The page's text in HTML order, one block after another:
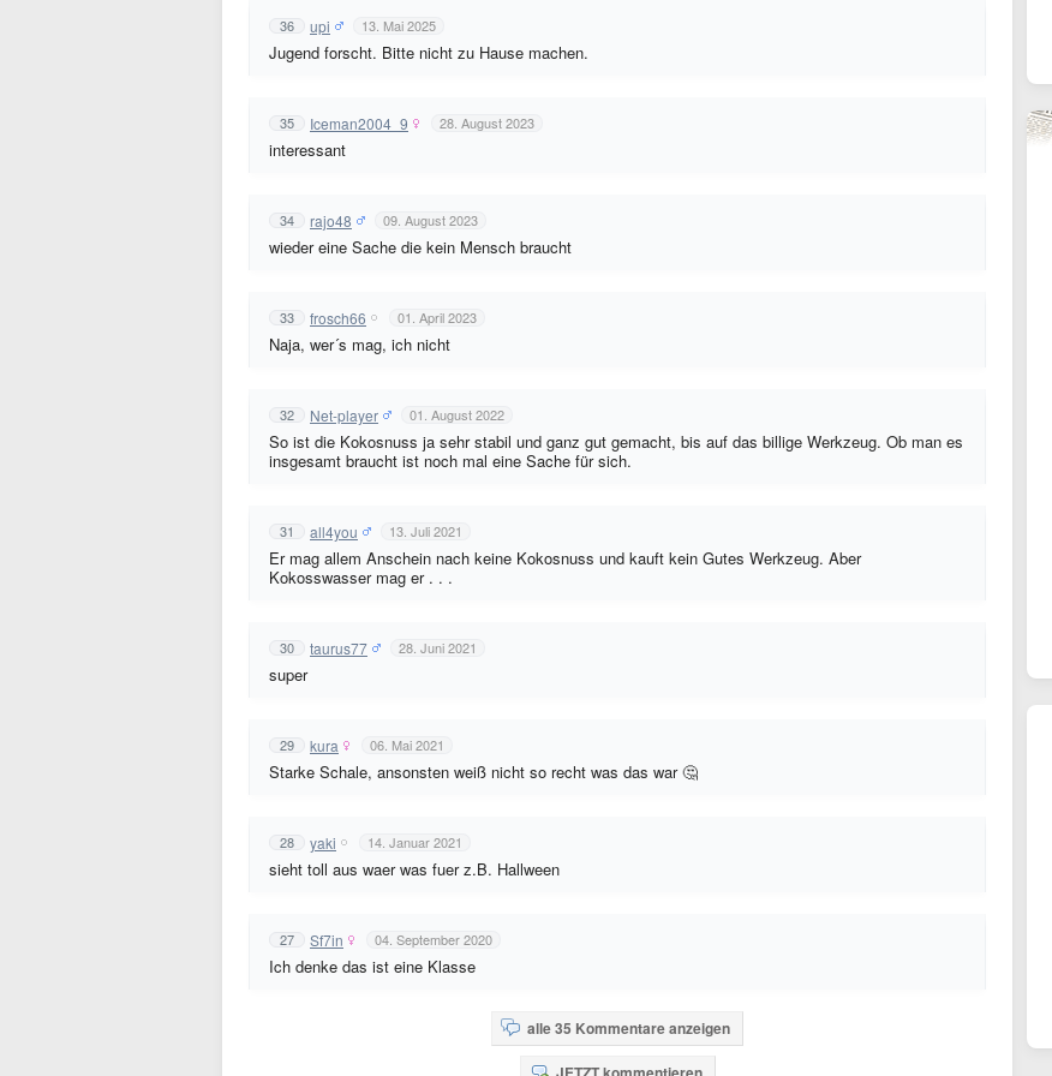
36 upi 13. Mai 2025
Jugend forscht. Bitte nicht zu Hause machen.
35 Iceman2004_9 28. August 2023
interessant
34 rajo48 09. August 2023
wieder eine Sache die kein Mensch braucht
33 frosch66 01. April 2023
Naja, wer´s mag, ich nicht
32 Net-player 01. August 2022
So ist die Kokosnuss ja sehr stabil und ganz gut gemacht, bis auf das billige Werkzeug. Ob man es
insgesamt braucht ist noch mal eine Sache für sich.
31 all4you 13. Juli 2021
Er mag allem Anschein nach keine Kokosnuss und kauft kein Gutes Werkzeug. Aber
Kokosswasser mag er . . .
30 taurus77 28. Juni 2021
super
29 kura 06. Mai 2021
Starke Schale, ansonsten weiß nicht so recht was das war 🤔
28 yaki 14. Januar 2021
sieht toll aus waer was fuer z.B. Hallween
27 Sf7in 04. September 2020
Ich denke das ist eine Klasse
alle 35 Kommentare anzeigen